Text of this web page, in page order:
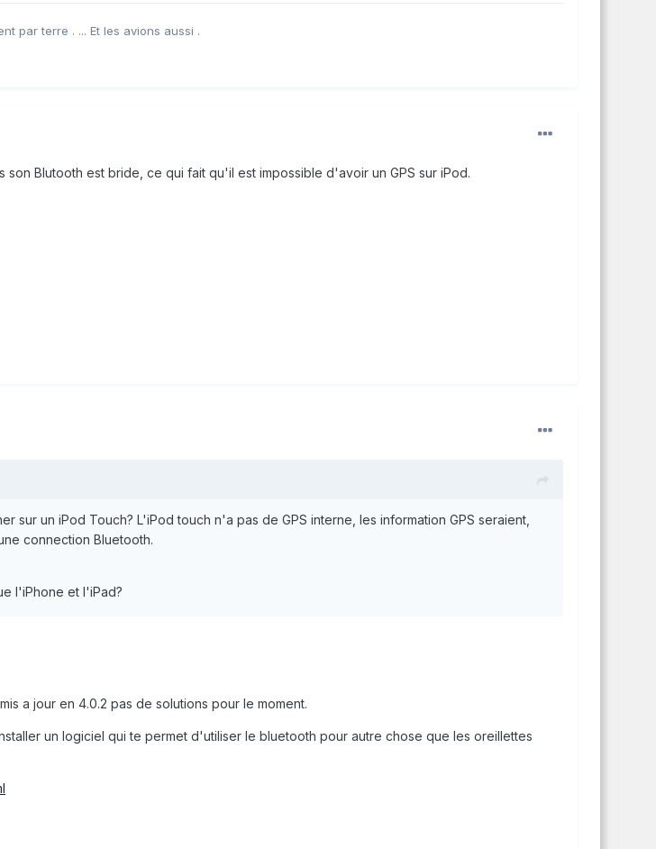
par terre . ... Et les avions aussi .
son Blutooth est bride, ce qui fait qu'il est impossible d'avoir un GPS sur iPod.
sur un iPod Touch? L'iPod touch n'a pas de GPS interne, les information GPS seraient,
connection Bluetooth.
l'iPhone et l'iPad?
a jour en 4.0.2 pas de solutions pour le moment.
un logiciel qui te permet d'utiliser le bluetooth pour autre chose que les oreillettes